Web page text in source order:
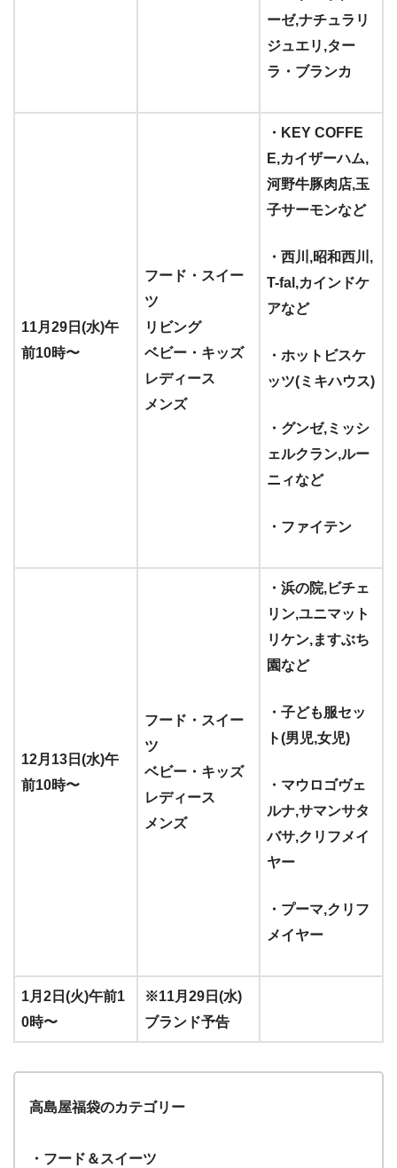
ーゼ,ナチュラリ
ジュエリ,ター
ラ・ブランカ
11月29日(水)午
前10時〜
フード・スイー
ツ
リビング
ベビー・キッズ
レディース
メンズ
・KEY COFFE
E,カイザーハム,
河野牛豚肉店,玉
子サーモンなど
・西川,昭和西川,
T-fal,カインドケ
アなど
・ホットビスケ
ッツ(ミキハウス)
・グンゼ,ミッシ
ェルクラン,ルー
ニィなど
・ファイテン
12月13日(水)午
前10時〜
フード・スイー
ツ
ベビー・キッズ
レディース
メンズ
・浜の院,ビチェ
リン,ユニマット
リケン,ますぶち
園など
・子ども服セッ
ト(男児,女児)
・マウロゴヴェ
ルナ,サマンサタ
バサ,クリフメイ
ヤー
・プーマ,クリフ
メイヤー
1月2日(火)午前1
0時〜
※11月29日(水)
ブランド予告
高島屋福袋のカテゴリー
・フード＆スイーツ